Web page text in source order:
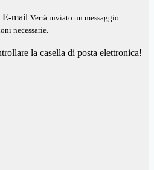
E-mail Verrà inviato un messaggio
necessarie.
la casella di posta elettronica!